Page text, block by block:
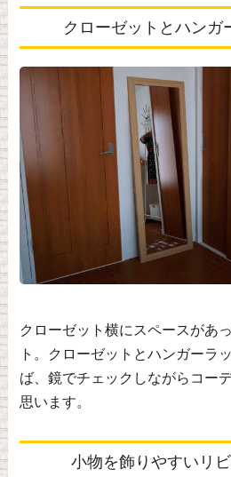
クローゼットとハンガ
クローゼット横にスペースがあ
ト。クローゼットとハンガーラ
ば、鏡でチェックしながらコー
思います。
小物を飾りやすいリ